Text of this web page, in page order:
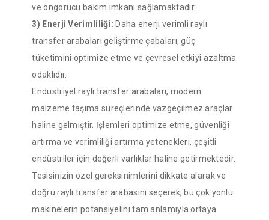
ve öngörücü bakım imkanı sağlamaktadır.
3) Enerji Verimliliği: Daha enerji verimli raylı
transfer arabaları geliştirme çabaları, güç
tüketimini optimize etme ve çevresel etkiyi azaltma
odaklıdır.
Endüstriyel raylı transfer arabaları, modern
malzeme taşıma süreçlerinde vazgeçilmez araçlar
haline gelmiştir. İşlemleri optimize etme, güvenliği
artırma ve verimliliği artırma yetenekleri, çeşitli
endüstriler için değerli varlıklar haline getirmektedir.
Tesisinizin özel gereksinimlerini dikkate alarak ve
doğru raylı transfer arabasını seçerek, bu çok yönlü
makinelerin potansiyelini tam anlamıyla ortaya